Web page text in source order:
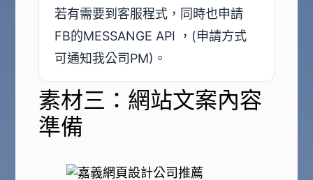
若有需要到客服程式，同時也申請
FB的MESSANGE API ，(申請方式
可通知我公司PM)。
素材三：網站文案內容
準備